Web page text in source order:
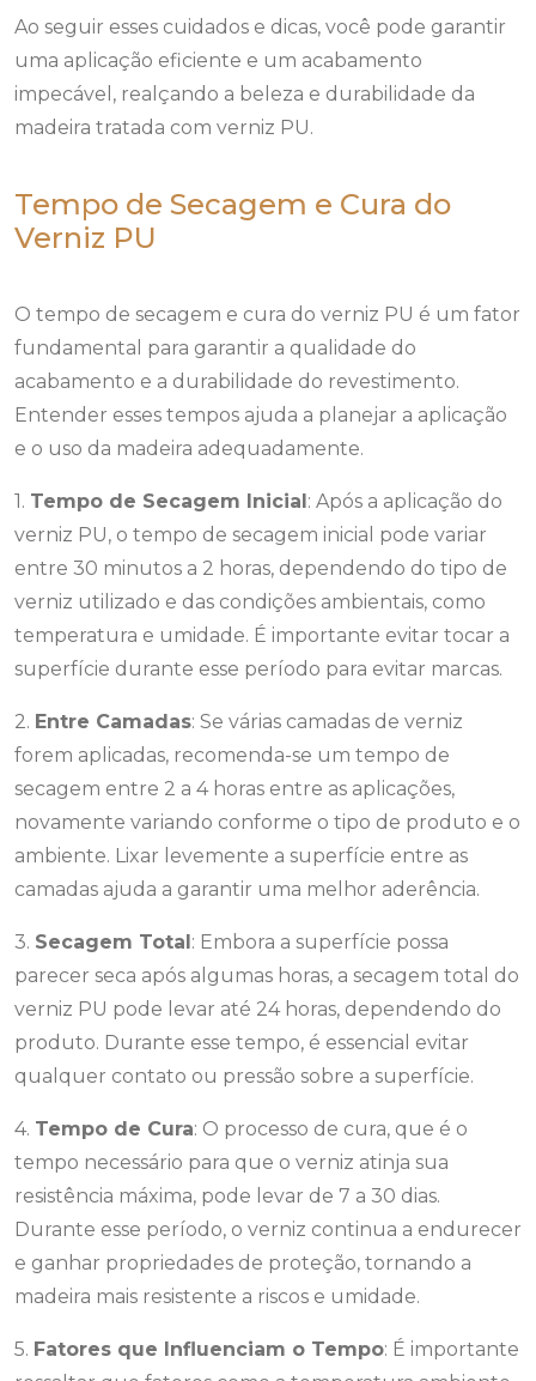
Ao seguir esses cuidados e dicas, você pode garantir
uma aplicação eficiente e um acabamento
impecável, realçando a beleza e durabilidade da
madeira tratada com verniz PU.
Tempo de Secagem e Cura do
Verniz PU
O tempo de secagem e cura do verniz PU é um fator
fundamental para garantir a qualidade do
acabamento e a durabilidade do revestimento.
Entender esses tempos ajuda a planejar a aplicação
e o uso da madeira adequadamente.
1. Tempo de Secagem Inicial: Após a aplicação do
verniz PU, o tempo de secagem inicial pode variar
entre 30 minutos a 2 horas, dependendo do tipo de
verniz utilizado e das condições ambientais, como
temperatura e umidade. É importante evitar tocar a
superfície durante esse período para evitar marcas.
2. Entre Camadas: Se várias camadas de verniz
forem aplicadas, recomenda-se um tempo de
secagem entre 2 a 4 horas entre as aplicações,
novamente variando conforme o tipo de produto e o
ambiente. Lixar levemente a superfície entre as
camadas ajuda a garantir uma melhor aderência.
3. Secagem Total: Embora a superfície possa
parecer seca após algumas horas, a secagem total do
verniz PU pode levar até 24 horas, dependendo do
produto. Durante esse tempo, é essencial evitar
qualquer contato ou pressão sobre a superfície.
4. Tempo de Cura: O processo de cura, que é o
tempo necessário para que o verniz atinja sua
resistência máxima, pode levar de 7 a 30 dias.
Durante esse período, o verniz continua a endurecer
e ganhar propriedades de proteção, tornando a
madeira mais resistente a riscos e umidade.
5. Fatores que Influenciam o Tempo: É importante